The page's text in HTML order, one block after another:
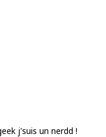
j'suis un nerdd !